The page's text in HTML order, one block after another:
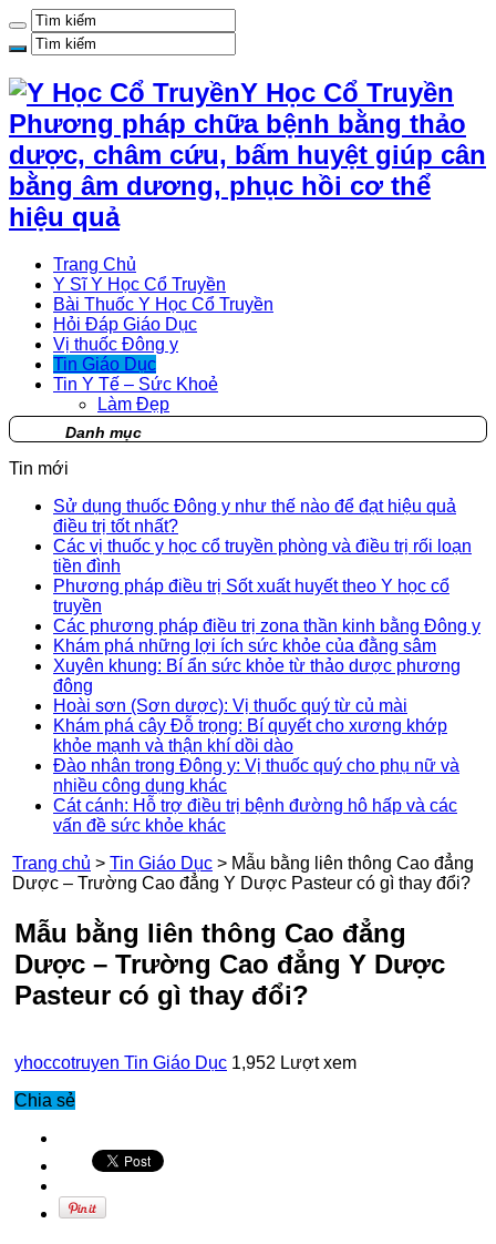
Y Học Cổ Truyền
Phương pháp chữa bệnh bằng thảo
dược, châm cứu, bấm huyệt giúp cân
bằng âm dương, phục hồi cơ thể
hiệu quả
Trang Chủ
Y Sĩ Y Học Cổ Truyền
Bài Thuốc Y Học Cổ Truyền
Hỏi Đáp Giáo Dục
Vị thuốc Đông y
Tin Giáo Dục
Tin Y Tế – Sức Khoẻ
Làm Đẹp
Danh mục
Tin mới
Sử dụng thuốc Đông y như thế nào để đạt hiệu quả
điều trị tốt nhất?
Các vị thuốc y học cổ truyền phòng và điều trị rối loạn
tiền đình
Phương pháp điều trị Sốt xuất huyết theo Y học cổ
truyền
Các phương pháp điều trị zona thần kinh bằng Đông y
Khám phá những lợi ích sức khỏe của đằng sâm
Xuyên khung: Bí ẩn sức khỏe từ thảo dược phương
đông
Hoài sơn (Sơn dược): Vị thuốc quý từ củ mài
Khám phá cây Đỗ trọng: Bí quyết cho xương khớp
khỏe mạnh và thận khí dồi dào
Đào nhân trong Đông y: Vị thuốc quý cho phụ nữ và
nhiều công dụng khác
Cát cánh: Hỗ trợ điều trị bệnh đường hô hấp và các
vấn đề sức khỏe khác
Trang chủ > Tin Giáo Dục > Mẫu bằng liên thông Cao đẳng
Dược – Trường Cao đẳng Y Dược Pasteur có gì thay đổi?
Mẫu bằng liên thông Cao đẳng
Dược – Trường Cao đẳng Y Dược
Pasteur có gì thay đổi?
yhoccotruyen Tin Giáo Dục 1,952 Lượt xem
Chia sẻ